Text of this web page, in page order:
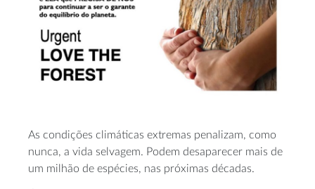
As condições climáticas extremas penalizam, como
nunca, a vida selvagem. Podem desaparecer mais de
um milhão de espécies, nas próximas décadas.